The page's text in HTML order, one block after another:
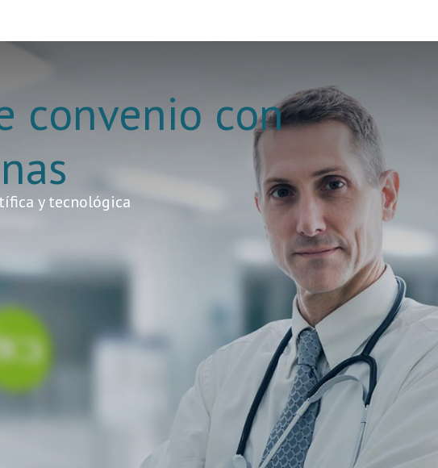
convenio con
y tecnológica